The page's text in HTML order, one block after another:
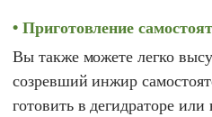
Приготовление
Вы также можете легко
созревший инжир
готовить в дегидраторе